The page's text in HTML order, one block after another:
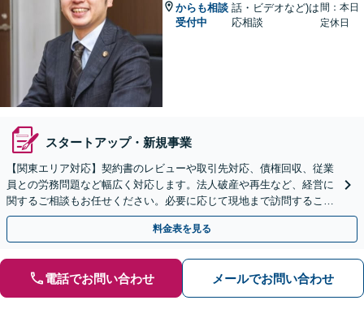
からも相談
受付中
話・ビデオなど)は
応相談
間：本日
定休日
スタートアップ・新規事業
【関東エリア対応】契約書のレビューや取引先対応、債権回収、従業
員との労務問題など幅広く対応します。法人破産や再生など、経営に
関するご相談もお任せください。必要に応じて現地まで訪問すること
も可能
料金表を見る
電話でお問い合わせ メールでお問い合わせ